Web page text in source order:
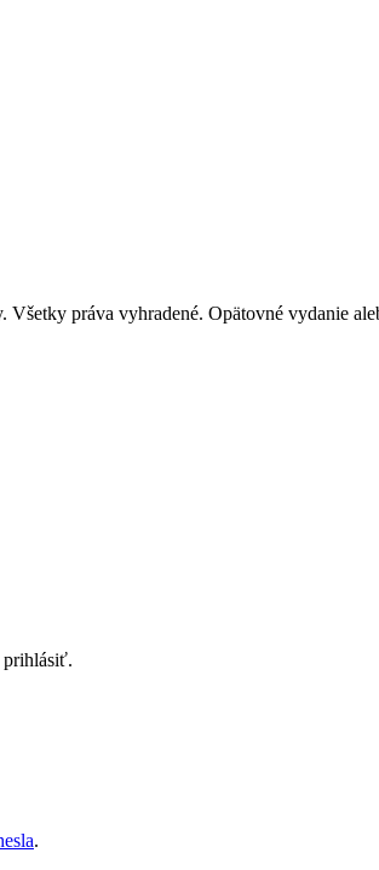
Všetky práva vyhradené. Opätovné vydanie
prihlásiť.
.